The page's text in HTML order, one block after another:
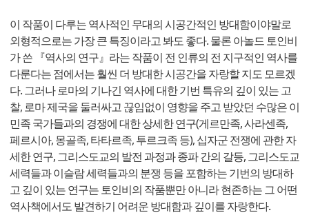
이 작품이 다루는 역사적인 무대의 시공간적인 방대함이야말로
외형적으로는 가장 큰 특징이라고 봐도 좋다. 물론 아놀드 토인비
가 쓴 『역사의 연구』라는 작품이 전 인류의 전 지구적인 역사를
다룬다는 점에서는 훨씬 더 방대한 시공간을 자랑할 지도 모르겠
다. 그러나 로마의 기나긴 역사에 대한 기번 특유의 깊이 있는 고
찰, 로마 제국을 둘러싸고 끊임없이 영향을 주고 받았던 수많은 이
민족 국가들과의 경쟁에 대한 상세한 연구(게르만족, 사라센족,
페르시아, 몽골족, 타타르족, 투르크족 등), 십자군 전쟁에 관한 자
세한 연구, 그리스도교의 발전 과정과 종파 간의 갈등, 그리스도교
세력들과 이슬람 세력들과의 분쟁 등을 포함하는 기번의 방대하
고 깊이 있는 연구는 토인비의 작품뿐만 아니라 현존하는 그 어떤
역사책에서도 발견하기 어려운 방대함과 깊이를 자랑한다.